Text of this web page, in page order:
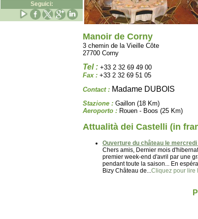
Seguici:
Manoir de Corny
3 chemin de la Vieille Côte
27700 Corny
Tel : +33 2 32 69 49 00
Fax : +33 2 32 69 51 05
Contact : Madame DUBOIS
Stazione : Gaillon (18 Km)
Aeroporto : Rouen - Boos (25 Km)
Attualità dei Castelli (in
Ouverture du château le
Chers amis, Dernier mois
premier week-end d'avril par une
pendant toute la saison... En
Bizy Château de...Cliquez pour lire